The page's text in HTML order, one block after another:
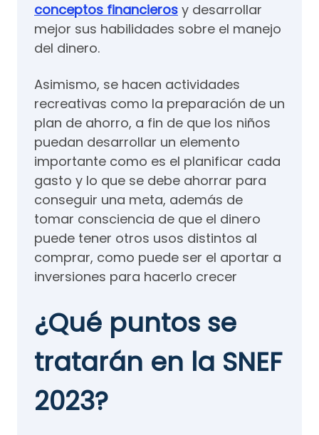
conceptos financieros y desarrollar
mejor sus habilidades sobre el manejo
del dinero.
Asimismo, se hacen actividades
recreativas como la preparación de un
plan de ahorro, a fin de que los niños
puedan desarrollar un elemento
importante como es el planificar cada
gasto y lo que se debe ahorrar para
conseguir una meta, además de
tomar consciencia de que el dinero
puede tener otros usos distintos al
comprar, como puede ser el aportar a
inversiones para hacerlo crecer
¿Qué puntos se
tratarán en la SNEF
2023?